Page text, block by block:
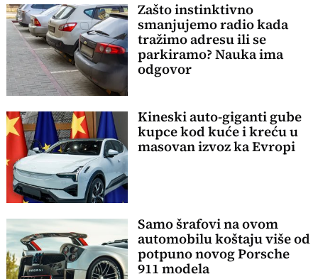
Zašto instinktivno
smanjujemo radio kada
tražimo adresu ili se
parkiramo? Nauka ima
odgovor
Kineski auto-giganti gube
kupce kod kuće i kreću u
masovan izvoz ka Evropi
Samo šrafovi na ovom
automobilu koštaju više od
potpuno novog Porsche
911 modela